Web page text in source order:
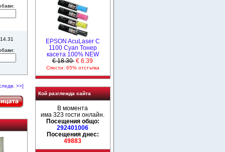
>>]
EPSON AcuLaser C
1100 Cyan Тонер
касета 100% NEW
€ 18.30 € 6.39
Спести: 65% отстъпка
Кой разглежда сайта
В момента
има 323 гости онлайн.
Посещения общо:
292401006
Посещения днес:
49883